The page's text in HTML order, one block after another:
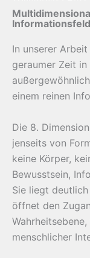
In unserer
geraumer Zeit
einem reinen
Die 8.
jenseits von
keine Körper,
Bewusstsein,
Sie liegt
öffnet den
menschlicher